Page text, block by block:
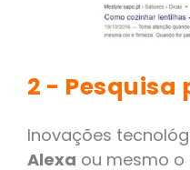
2 - Pesquisa
Inovações
Alexa ou mesmo o